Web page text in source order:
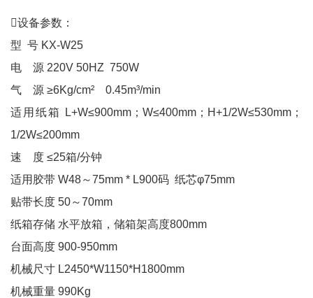
设备参数：
型 号 KX-W25
电 源 220V 50HZ 750W
气 源 ≥6Kg/cm² 0.45m³/min
适用纸箱 L+W≤900mm；W≤400mm；H+1/2W≤530mm；
1/2W≤200mm
速 度 ≤25箱/分钟
适用胶带 W48～75mm * L900码 纸芯φ75mm
贴带长度 50～70mm
纸箱存储 水平放箱，储箱架高度800mm
台面高度 900-950mm
机械尺寸 L2450*W1150*H1800mm
机械重量 990Kg